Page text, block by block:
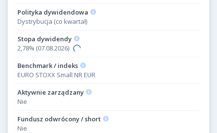
Polityka dywidendowa
Dystrybucja (co kwartał)
Stopa dywidendy
2,78% (07.08.2026)
Benchmark / indeks
EURO STOXX Small NR EUR
Aktywnie zarządzany
Nie
Fundusz odwrócony / short
Nie